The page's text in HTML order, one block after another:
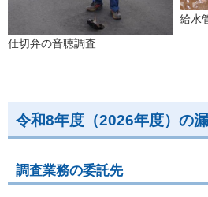
仕切弁の音聴調査
給水
令和8年度（2026年度）の
調査業務の委託先